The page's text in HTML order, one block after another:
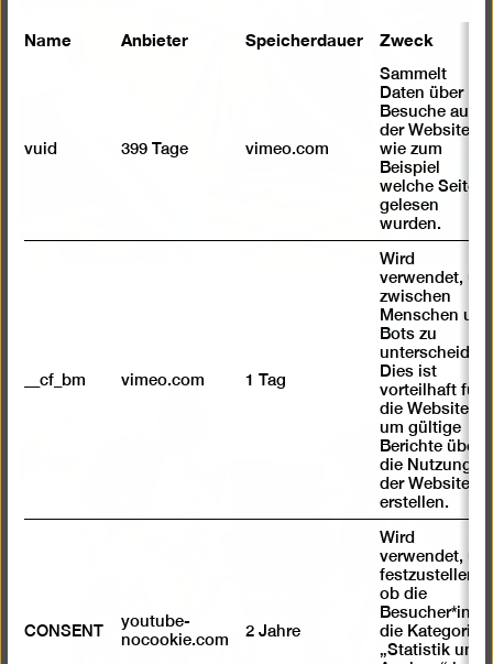
Bild
in
einer
öffnen
Name Anbieter Speicherdauer Zweck
vuid 399 Tage vimeo.com
Sammelt
Daten über
Besuche auf
der Website,
wie zum
Beispiel
welche Seiten
gelesen
wurden.
__cf_bm vimeo.com 1 Tag
Wird
verwendet, um
zwischen
Menschen und
Bots zu
unterscheiden.
Dies ist
vorteilhaft für
die Website,
um gültige
Berichte über
die Nutzung
der Website zu
erstellen.
CONSENT
youtube-
nocookie.com
2 Jahre
Wird
verwendet, um
festzustellen ,
ob die
Besucher*in
die Kategorie
„Statistik und